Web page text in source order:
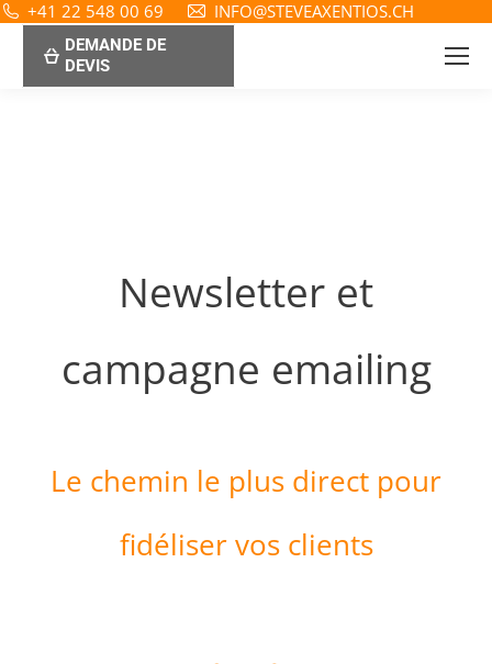
+41 22 548 00 69 INFO@STEVEAXENTIOS.CH
DEMANDE DE
DEVIS
Newsletter et
campagne emailing
Le chemin le plus direct pour
fidéliser vos clients